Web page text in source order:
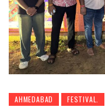
AHMEDABAD FESTIVAL.